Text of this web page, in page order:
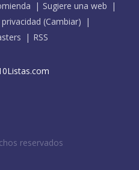
Sugiere una web
(Cambiar)
RSS
reservados